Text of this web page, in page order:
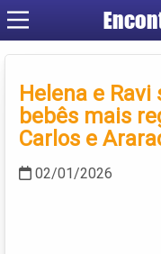
Helena e Ravi
bebês mais
Carlos e
02/01/2026